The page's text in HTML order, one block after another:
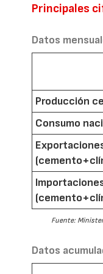
Principales
Datos
Producción
Consumo
Fuente:
Datos